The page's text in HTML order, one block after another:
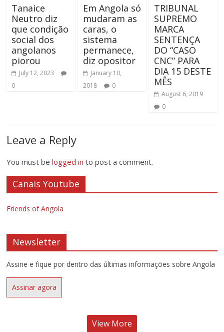
Tanaice
Neutro diz
que condição
social dos
angolanos
piorou
July 12, 2023
0
Em Angola só
mudaram as
caras, o
sistema
permanece,
diz opositor
January 10,
2018
0
TRIBUNAL
SUPREMO
MARCA
SENTENÇA
DO “CASO
CNC” PARA
DIA 15 DESTE
MÊS
August 6, 2019
0
Leave a Reply
You must belogged in to post a comment.
Canais Youtube
Friends of Angola
Newsletter
Assine e fique por dentro das últimas informações sobre Angola
Assinar agora
View More